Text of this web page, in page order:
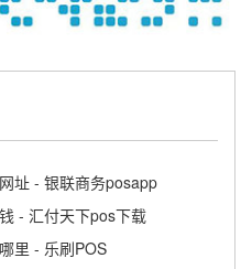
址 - 银联商务posapp
- 汇付天下pos下载
里 - 乐刷POS